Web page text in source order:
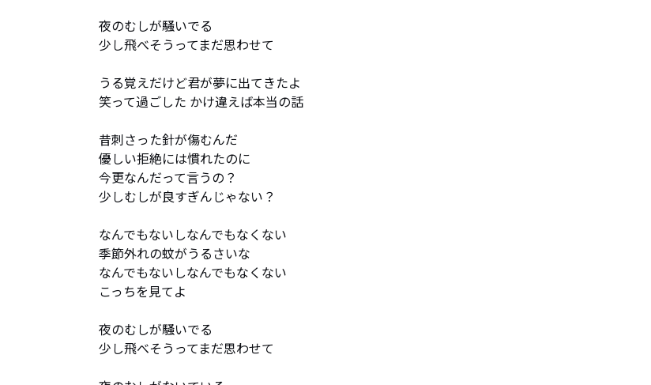
夜のむしが騒いでる
少し飛べそうってまだ思わせて
うる覚えだけど君が夢に出てきたよ
笑って過ごした かけ違えば本当の話
昔刺さった針が傷むんだ
優しい拒絶には慣れたのに
今更なんだって言うの？
少しむしが良すぎんじゃない？
なんでもないしなんでもなくない
季節外れの蚊がうるさいな
なんでもないしなんでもなくない
こっちを見てよ
夜のむしが騒いでる
少し飛べそうってまだ思わせて